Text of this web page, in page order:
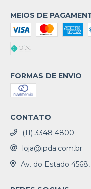
MEIOS DE
FORMAS DE ENVIO
CONTATO
(11) 3348 4800
loja@ipda.com.br
Av. do Estado